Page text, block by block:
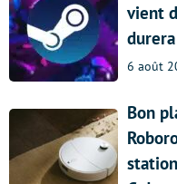
vient
6 août
Bon